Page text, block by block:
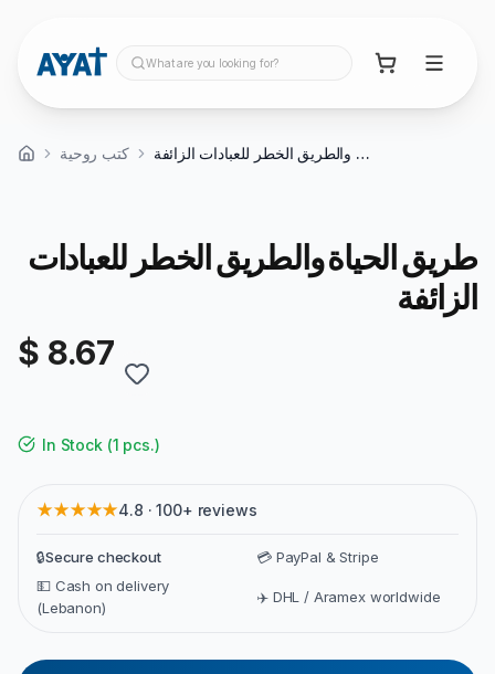
What are you looking for?
كتب روحية طريق الحياة والطريق الخطر للعبادات الزائفة
طريق الحياة والطريق الخطر للعبادات
الزائفة
$ 8.67
In Stock(1 pcs.)
★★★★★4.8 · 100+ reviews
🔒Secure checkout
💳 PayPal & Stripe
💵 Cash on delivery
(Lebanon)
✈️ DHL / Aramex worldwide